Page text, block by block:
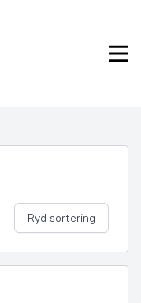
Ryd sortering